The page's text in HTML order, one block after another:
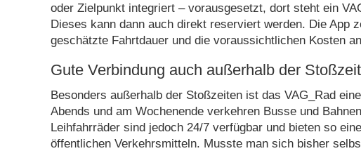
oder Zielpunkt integriert – vorausgesetzt, dort steht ein
Dieses kann dann auch direkt reserviert werden. Die App
geschätzte Fahrtdauer und die voraussichtlichen Kosten
Gute Verbindung auch außerhalb der
Besonders außerhalb der Stoßzeiten ist das VAG_Rad
Abends und am Wochenende verkehren Busse und
Leihfahrräder sind jedoch 24/7 verfügbar und bieten so
öffentlichen Verkehrsmitteln. Musste man sich bisher